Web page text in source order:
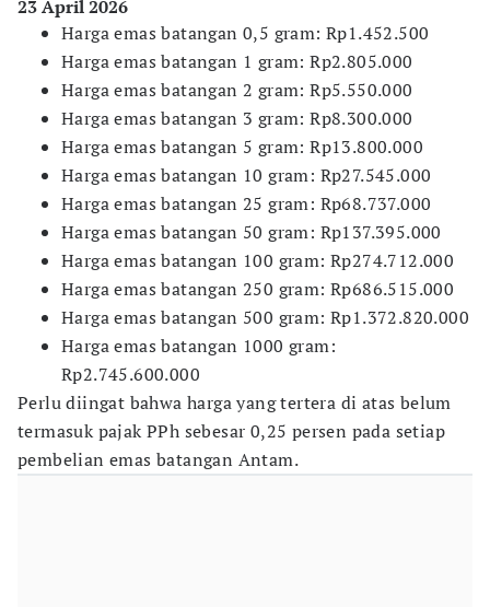
23 April 2026
Harga emas batangan 0,5 gram: Rp1.452.500
Harga emas batangan 1 gram: Rp2.805.000
Harga emas batangan 2 gram: Rp5.550.000
Harga emas batangan 3 gram: Rp8.300.000
Harga emas batangan 5 gram: Rp13.800.000
Harga emas batangan 10 gram: Rp27.545.000
Harga emas batangan 25 gram: Rp68.737.000
Harga emas batangan 50 gram: Rp137.395.000
Harga emas batangan 100 gram: Rp274.712.000
Harga emas batangan 250 gram: Rp686.515.000
Harga emas batangan 500 gram: Rp1.372.820.000
Harga emas batangan 1000 gram:
Rp2.745.600.000
Perlu diingat bahwa harga yang tertera di atas belum
termasuk pajak PPh sebesar 0,25 persen pada setiap
pembelian emas batangan Antam.